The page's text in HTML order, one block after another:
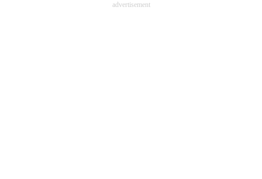
advertisement